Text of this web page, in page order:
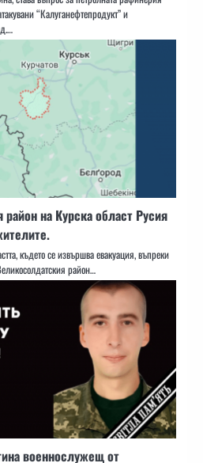
“Калуганефтепродукт” и
на Курска област Русия
където се извършва евакуация, въпреки
район…
военнослужещ от